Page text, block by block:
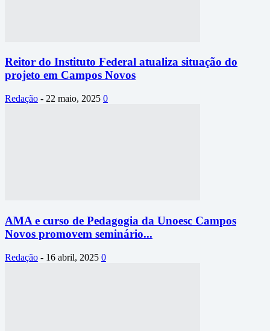
Reitor do Instituto Federal atualiza situação do
projeto em Campos Novos
Redação - 22 maio, 2025 0
AMA e curso de Pedagogia da Unoesc Campos
Novos promovem seminário...
Redação - 16 abril, 2025 0